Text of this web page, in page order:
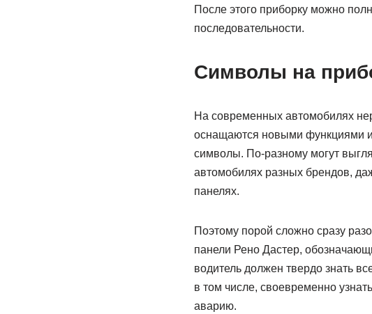
После этого приборку можно
последовательности.
Символы на
На современных автомобилях
оснащаются новыми функциями
символы. По-разному могут
автомобилях разных брендов,
панелях.
Поэтому порой сложно сразу
панели Рено Дастер,
водитель должен твердо знать
в том числе, своевременно
аварию.